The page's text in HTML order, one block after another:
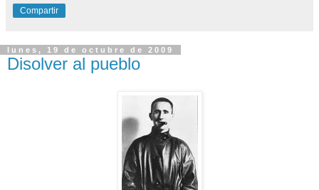
Compartir
lunes, 19 de octubre de 2009
Disolver al pueblo